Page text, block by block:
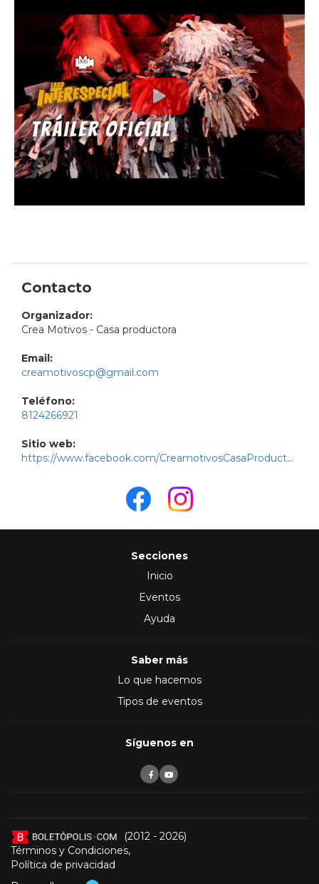
Contacto
Organizador:
Crea Motivos - Casa productora
Email:
creamotivoscp@gmail.com
Teléfono:
8124266921
Sitio web:
https://www.facebook.com/CreamotivosCasaProductora
Secciones
Inicio
Eventos
Ayuda
Saber más
Lo que hacemos
Tipos de eventos
Síguenos en
(2012 - 2026)
Términos y Condiciones,
Política de privacidad